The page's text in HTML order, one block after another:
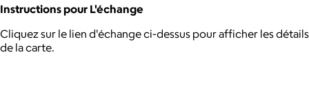
Instructions pour L'échange
Cliquez sur le lien d'échange ci-dessus pour afficher les détails
de la carte.